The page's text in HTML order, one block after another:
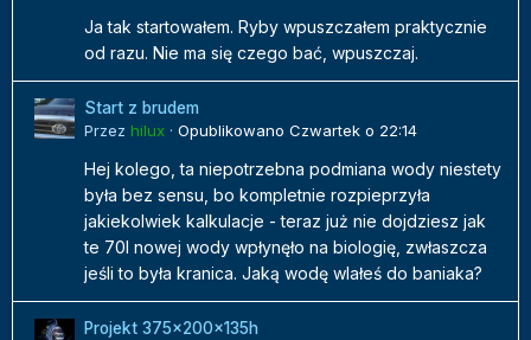
Ja tak startowałem. Ryby wpuszczałem praktycznie
od razu. Nie ma się czego bać, wpuszczaj.
Start z brudem
Przez hilux · Opublikowano Czwartek o 22:14
Hej kolego, ta niepotrzebna podmiana wody niestety
była bez sensu, bo kompletnie rozpieprzyła
jakiekolwiek kalkulacje - teraz już nie dojdziesz jak
te 70l nowej wody wpłynęło na biologię, zwłaszcza
jeśli to była kranica. Jaką wodę wlałeś do baniaka?
Projekt 375x200x135h